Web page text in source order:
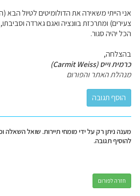
אני הייתי משאירה את הדולומיטים לטיול הבא
צעירים) ומתרכזת בוונציה ואגם גארדה
הכל יהיה סגור.
בהצלחה,
כרמית וייס (Carmit Weiss)
מנהלת האתר והפורום
מענה ניתן רק על ידי מומחי תיירות. שואל השאלה
להוסיף תגובה.
חזרה לפורום